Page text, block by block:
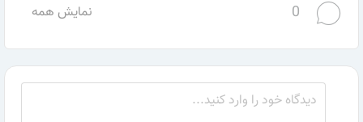
0 نمایش همه